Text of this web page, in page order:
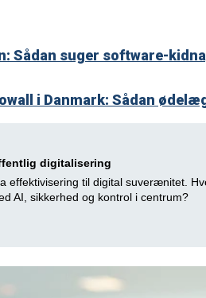
Sådan suger software-
i Danmark: Sådan
digitalisering
effektivisering til digital suverænitet.
AI, sikkerhed og kontrol i centrum?